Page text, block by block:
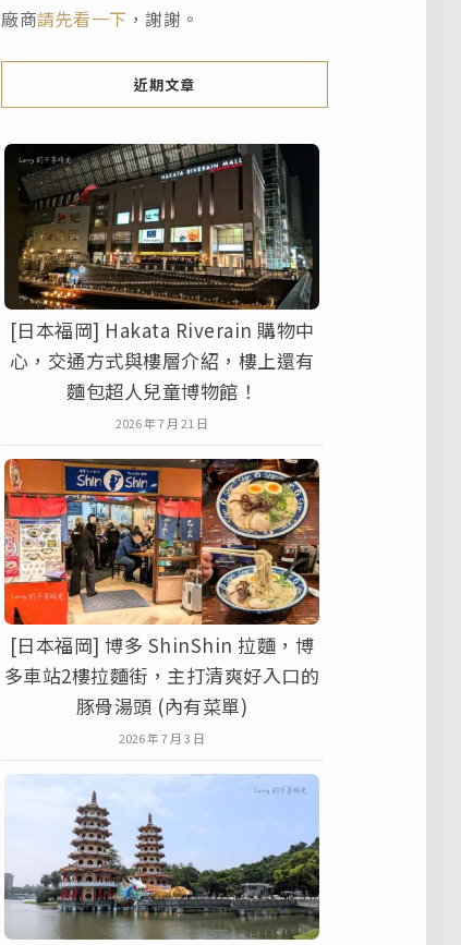
廠商請先看一下 ，謝謝。
近期文章
[日本福岡] Hakata Riverain 購物中
心，交通方式與樓層介紹，樓上還有
麵包超人兒童博物館！
2026 年 7 月 21 日
[日本福岡] 博多 ShinShin 拉麵，博
多車站2樓拉麵街，主打清爽好入口的
豚骨湯頭 (內有菜單)
2026 年 7 月 3 日